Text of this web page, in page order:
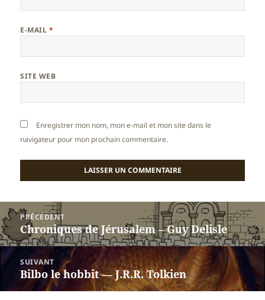
E-MAIL *
SITE WEB
Enregistrer mon nom, mon e-mail et mon site dans le
navigateur pour mon prochain commentaire.
Navigation
de
l’article
PRÉCÉDENT
Article
précédent :
Chroniques de Jérusalem – Guy Delisle
SUIVANT
Article
suivant :
Bilbo le hobbit — J.R.R. Tolkien